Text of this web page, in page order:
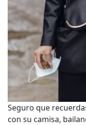
Seguro que
con su camisa,